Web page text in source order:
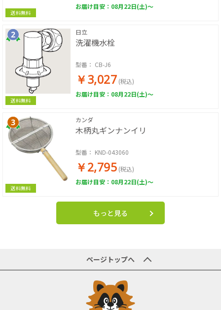
送料無料
お届け目安：08月22日(土)～
送料無料
日立
洗濯機水栓
型番： CB-J6
￥3,027 (税込)
お届け目安：08月22日(土)～
送料無料
カンダ
木柄丸ギンナンイリ
型番： KND-043060
￥2,795 (税込)
お届け目安：08月22日(土)～
もっと見る
ページトップへ